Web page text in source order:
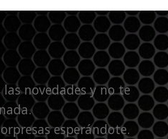
novedades y no te
esperándote.